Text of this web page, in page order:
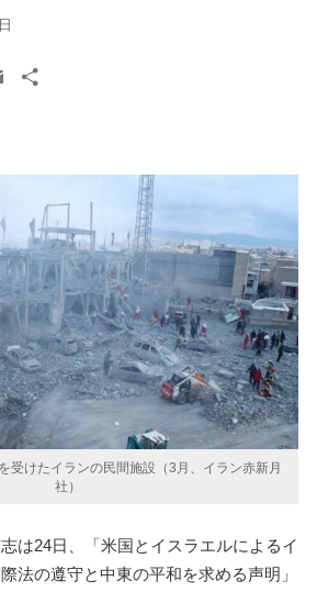
Email
受けたイランの民間施設（3月、イラン赤新月
社）
は24日、「米国とイスラエルによるイ
法の遵守と中東の平和を求める声明」